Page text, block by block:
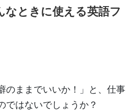
なときに使える英語フ
のままでいいか！」と、仕事
ではないでしょうか？